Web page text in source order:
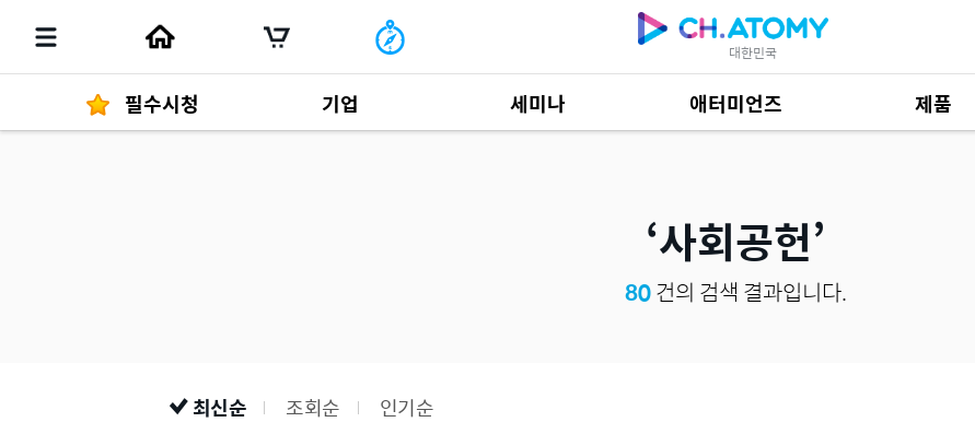
대한민국
필수시청 기업 세미나 애터미언즈 제품
제품 자료685
사회공헌
80건의 검색 결과입니다.
최신순 조회순 인기순